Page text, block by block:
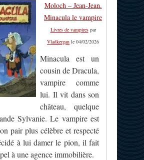
Moloch – Jean-Jean.
Minacula le vampire
Livres de vampirespar
Vladkergan le 04/02/2026
Minacula est un
cousin de Dracula,
vampire comme
lui. Il vit dans son
château, quelque
Sylvanie. Le vampire est
pair plus célèbre et respecté
à lui damer le pion, il fait
à une agence immobilière.